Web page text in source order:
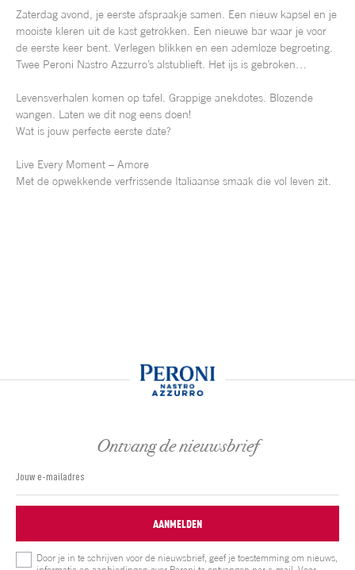
Zaterdag avond, je eerste afspraakje samen. Een nieuw kapsel en je
mooiste kleren uit de kast getrokken. Een nieuwe bar waar je voor
de eerste keer bent. Verlegen blikken en een ademloze begroeting.
Twee Peroni Nastro Azzurro’s alstublieft. Het ijs is gebroken…
Levensverhalen komen op tafel. Grappige anekdotes. Blozende
wangen. Laten we dit nog eens doen!
Wat is jouw perfecte eerste date?
Live Every Moment – Amore
Met de opwekkende verfrissende Italiaanse smaak die vol leven zit.
Ontvang de nieuwsbrief
AANMELDEN
Door je in te schrijven voor de nieuwsbrief, geef je toestemming om nieuws,